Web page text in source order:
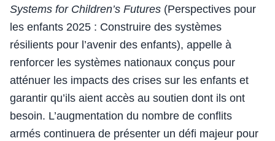
Systems for Children’s Futures (Perspectives pour
les enfants 2025 : Construire des systèmes
résilients pour l’avenir des enfants), appelle à
renforcer les systèmes nationaux conçus pour
atténuer les impacts des crises sur les enfants et
garantir qu’ils aient accès au soutien dont ils ont
besoin. L’augmentation du nombre de conflits
armés continuera de présenter un défi majeur pour